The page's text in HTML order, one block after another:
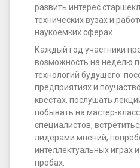
развить интерес
технических вузах и
наукоемких сферах.
Каждый год участники
возможность на неделю
технологий будущего:
предприятиях и
квестах, послушать
побывать на мастер-
специалистов,
лидерами мнений,
интеллектуальных играх
пробах.